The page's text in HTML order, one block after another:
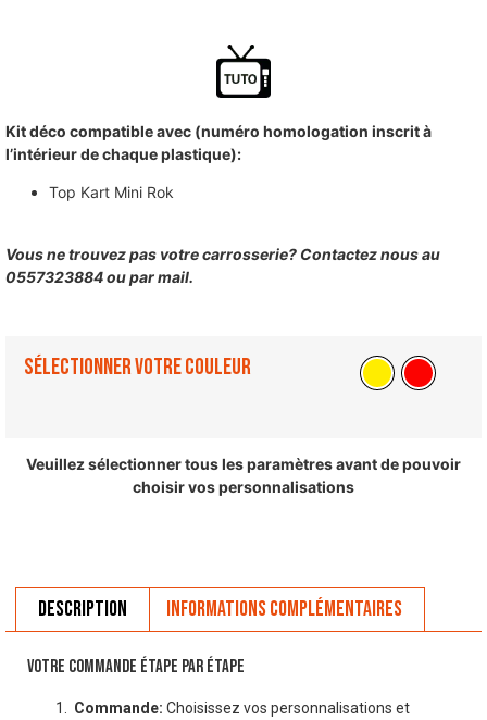
Kit déco compatible avec (numéro homologation inscrit à
l’intérieur de chaque plastique):
Top Kart Mini Rok
Vous ne trouvez pas votre carrosserie? Contactez nous au
0557323884 ou par mail.
Sélectionner votre couleur
Veuillez sélectionner tous les paramètres avant de pouvoir
choisir vos personnalisations
Description Informations complémentaires
VOTRE COMMANDE ÉTAPE PAR ÉTAPE
Commande: Choisissez vos personnalisations et